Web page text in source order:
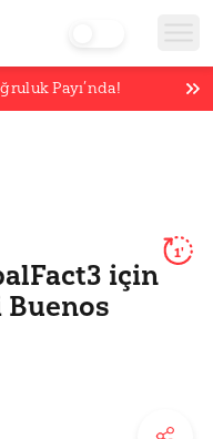
Payı’nda!
için
1'